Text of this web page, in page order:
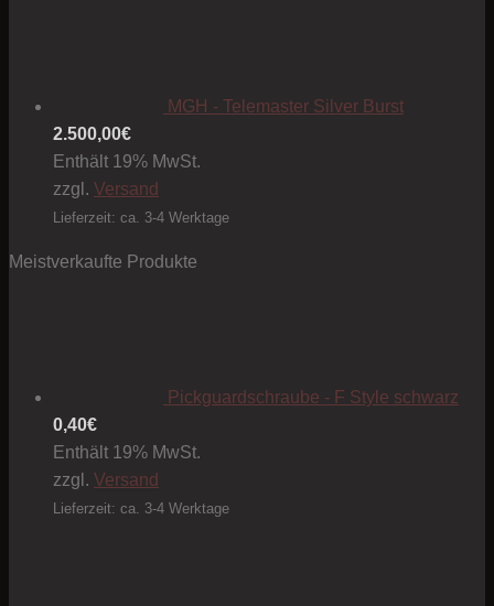
MGH - Telemaster Silver Burst
2.500,00€
Enthält 19% MwSt.
zzgl. Versand
Lieferzeit: ca. 3-4 Werktage
Meistverkaufte Produkte
Pickguardschraube - F Style schwarz
0,40€
Enthält 19% MwSt.
zzgl. Versand
Lieferzeit: ca. 3-4 Werktage